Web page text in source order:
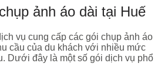
ảnh áo dài tại Huế
vụ cung cấp các gói chụp ảnh áo
cầu của du khách với nhiều mức
Dưới đây là một số gói dịch vụ phổ